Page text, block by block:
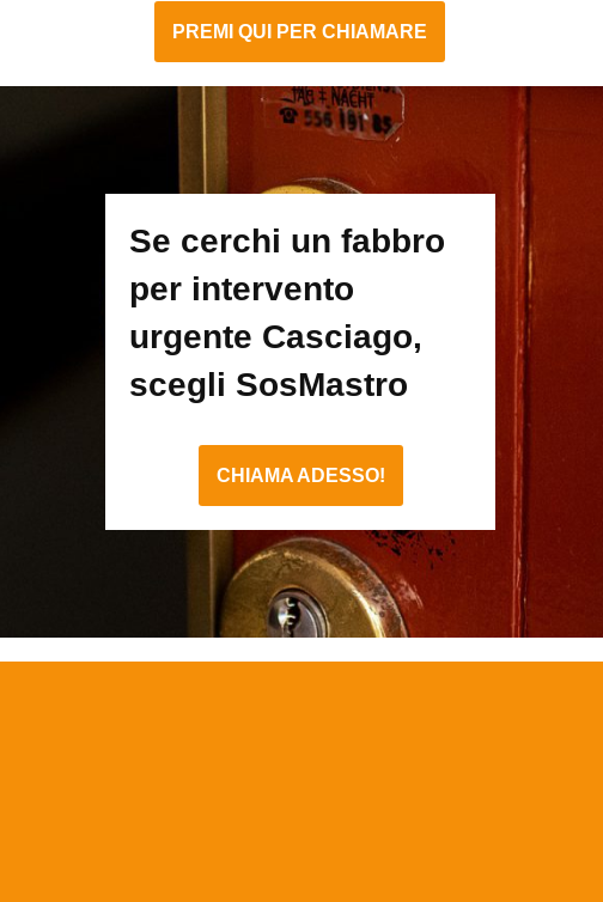
PREMI QUI PER CHIAMARE
Se cerchi un fabbro
per intervento
urgente Casciago,
scegli SosMastro
CHIAMA ADESSO!